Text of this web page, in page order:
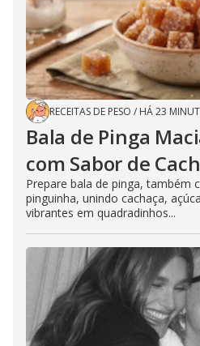
RECEITAS DE PESO / HÁ 23
Bala de Pinga
com Sabor de
Prepare bala de pinga, também
pinguinha, unindo cachaça,
vibrantes em quadradinhos...